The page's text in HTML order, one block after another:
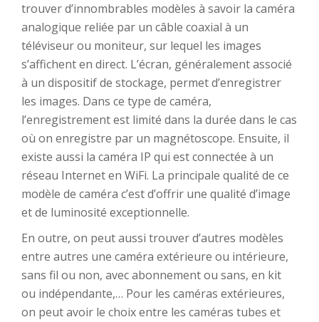
trouver d’innombrables modèles à savoir la caméra
analogique reliée par un câble coaxial à un
téléviseur ou moniteur, sur lequel les images
s’affichent en direct. L’écran, généralement associé
à un dispositif de stockage, permet d’enregistrer
les images. Dans ce type de caméra,
l’enregistrement est limité dans la durée dans le cas
où on enregistre par un magnétoscope. Ensuite, il
existe aussi la caméra IP qui est connectée à un
réseau Internet en WiFi. La principale qualité de ce
modèle de caméra c’est d’offrir une qualité d’image
et de luminosité exceptionnelle.
En outre, on peut aussi trouver d’autres modèles
entre autres une caméra extérieure ou intérieure,
sans fil ou non, avec abonnement ou sans, en kit
ou indépendante,… Pour les caméras extérieures,
on peut avoir le choix entre les caméras tubes et